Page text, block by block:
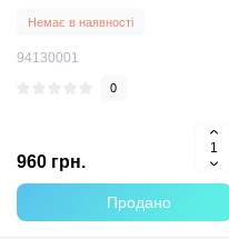
Немає в наявності
94130001
0
960 грн.
Продано